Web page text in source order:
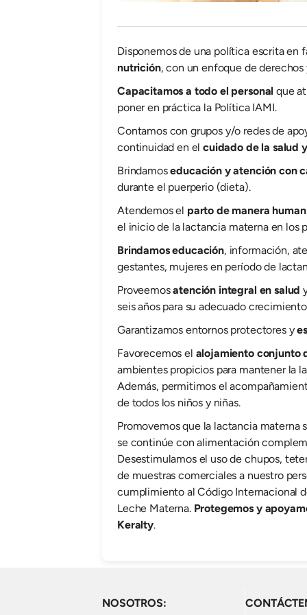
Disponemos de una política escrita en
nutrición, con un enfoque de
Capacitamos a todo el personal que
poner en práctica la Política IAMI.
Contamos con grupos y/o redes de
continuidad en elcuidado de la salud
Brindamoseducación y atención con
durante el puerperio (dieta).
Atendemos el parto de manera
el inicio de la lactancia materna en los
Brindamos educación, información,
gestantes, mujeres en período de
Proveemosatención integral en salud
seis años para su adecuado
Garantizamos entornos protectores y
Favorecemos el alojamiento conjunto
ambientes propicios para mantener la
Además, permitimos el
de todos los niños y niñas.
Promovemos que la lactancia materna
se continúe con alimentación
Desestimulamos el uso de chupos,
de muestras comerciales a nuestro
cumplimiento al Código Internacional
Leche Materna. Protegemos y
Keralty.
NOSOTROS: